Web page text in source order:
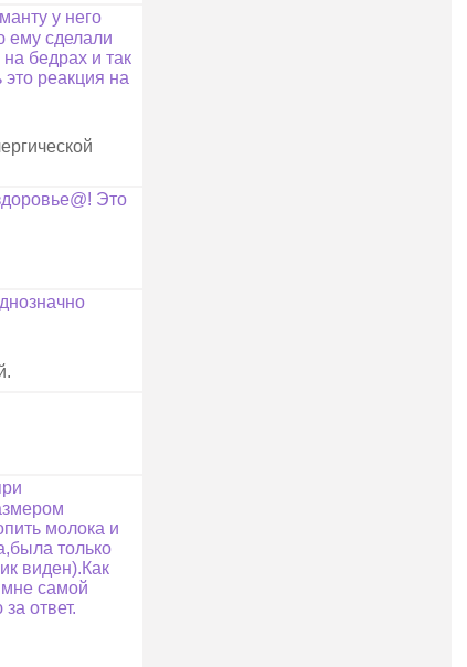
у него
ему сделали
бедрах и так
реакция на
Это
молока и
только
виден).Как
самой
ответ.